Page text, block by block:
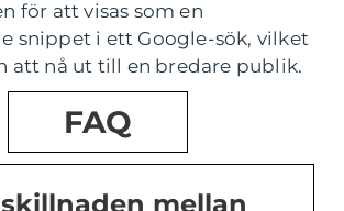
för att visas som en
snippet i ett Google-sök, vilket
att nå ut till en bredare publik.
FAQ
mellan